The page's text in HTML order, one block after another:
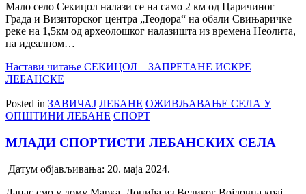
Мало село Секицол налази се на само 2 км од Царичиног
Града и Визиторског центра „Теодора“ на обали Свињаричке
реке на 1,5км од археолошког налазишта из времена Неолита,
на идеалном…
Настави читање СЕКИЦОЛ – ЗАПРЕТАНЕ ИСКРЕ
ЛЕБАНСКЕ
Posted in ЗАВИЧАЈ ЛЕБАНЕ ОЖИВЉАВАЊЕ СЕЛА У
ОПШТИНИ ЛЕБАНЕ СПОРТ
МЛАДИ СПОРТИСТИ ЛЕБАНСКИХ СЕЛА
Датум објављивања: 20. маја 2024.